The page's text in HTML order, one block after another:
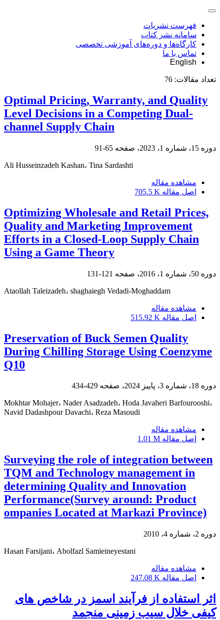
فهرست نشریات
سامانه نشر کتاب
کارگاه‌ها و دوره‌های آموزشی تخصصی
تماس با ما
English
تعداد مقالات: 76
Optimal Pricing, Warranty, and Quality
Level Decisions in a Competing Dual-
channel Supply Chain
دوره 15، شماره 1، 2023، صفحه 65-91
Ali Husseinzadeh Kashan، Tina Sardashti
مشاهده مقاله
اصل مقاله 705.5 K
Optimizing Wholesale and Retail Prices,
Quality and Marketing Improvement
Efforts in a Closed-Loop Supply Chain
Using a Game Theory
دوره 50، شماره 1، 2016، صفحه 121-131
Ataollah Taleizadeh، shaghaiegh Vedadi-Moghaddam
مشاهده مقاله
اصل مقاله 515.92 K
Preservation of Buck Semen Quality
During Chilling Storage Using Coenzyme
Q10
دوره 18، شماره 3، پاییز 2024، صفحه 429-434
Mokhtar Mohajer، Nader Asadzadeh، Hoda Javaheri Barfourooshi،
Navid Dadashpour Davachi، Reza Masoudi
مشاهده مقاله
اصل مقاله 1.01 M
Surveying the role of integration between
TQM and Technology management in
determining Quality and Innovation
Performance(Survey around: Product
ompanies Located at Markazi Province)
دوره 2، شماره 4، 2010
Hasan Farsijani، Abolfazl Samieineyestani
مشاهده مقاله
اصل مقاله 247.08 K
اثر استفاده از فرآیند اسمز در شاخص های
کیفی خلال سیب زمینی منجمد